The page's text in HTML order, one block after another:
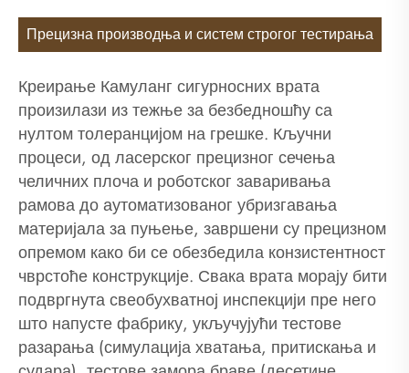
Прецизна производња и систем строгог тестирања
Креирање Камуланг сигурносних врата
произилази из тежње за безбедношћу са
нултом толеранцијом на грешке. Кључни
процеси, од ласерског прецизног сечења
челичних плоча и роботског заваривања
рамова до аутоматизованог убризгавања
материјала за пуњење, завршени су прецизном
опремом како би се обезбедила конзистентност
чврстоће конструкције. Свака врата морају бити
подвргнута свеобухватној инспекцији пре него
што напусте фабрику, укључујући тестове
разарања (симулација хватања, притискања и